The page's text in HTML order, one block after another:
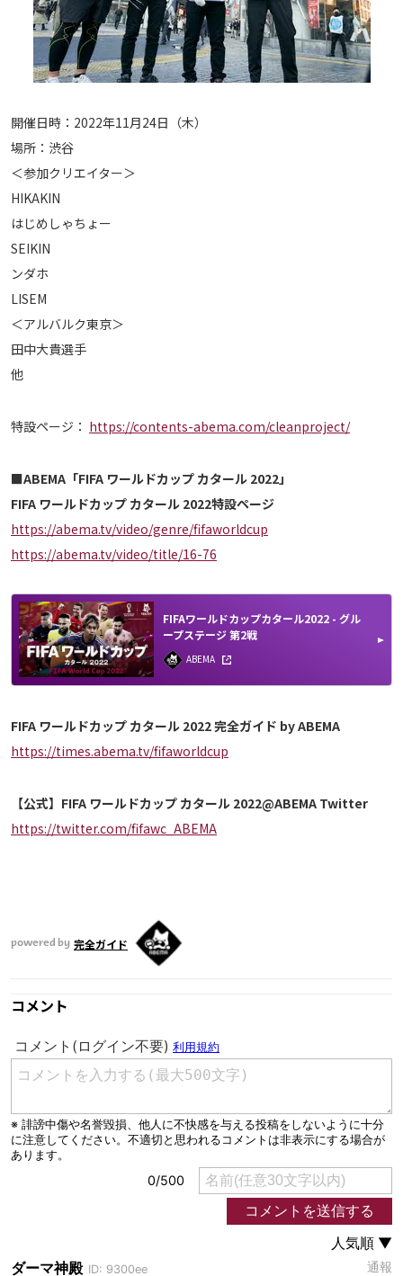
開催日時：2022年11月24日（木）
場所：渋谷
＜参加クリエイター＞
HIKAKIN
はじめしゃちょー
SEIKIN
ンダホ
LISEM
＜アルバルク東京＞
田中大貴選手
他
特設ページ： https://contents-abema.com/cleanproject/
■ABEMA「FIFA ワールドカップ カタール 2022」
FIFA ワールドカップ カタール 2022特設ページ
https://abema.tv/video/genre/fifaworldcup
https://abema.tv/video/title/16-76
FIFAワールドカップカタール2022 - グル
ープステージ 第2戦
ABEMA
FIFA ワールドカップ カタール 2022 完全ガイド by ABEMA
https://times.abema.tv/fifaworldcup
【公式】FIFA ワールドカップ カタール 2022@ABEMA Twitter
https://twitter.com/fifawc_ABEMA
powered by 完全ガイド
コメント